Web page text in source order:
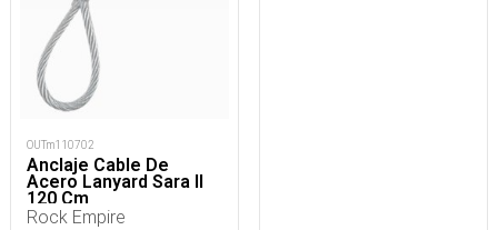
OUTm110702
Anclaje Cable De
Acero Lanyard Sara II
120 Cm
Rock Empire